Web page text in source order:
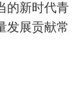
的新时代青
发展贡献常